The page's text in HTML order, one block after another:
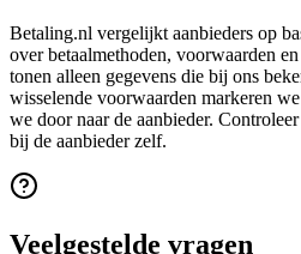
Betaling.nl vergelijkt aanbieders op
over betaalmethoden, voorwaarden
tonen alleen gegevens die bij ons
wisselende voorwaarden markeren
we door naar de aanbieder.
bij de aanbieder zelf.
Veelgestelde vragen